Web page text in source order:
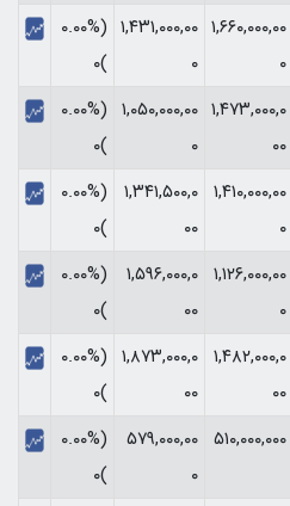
۱,۶۶۰,۰۰۰,۰۰
۰
۱,۴۳۱,۰۰۰,۰۰
۰
(۰.۰۰%
)۰
۱,۴۷۳,۰۰۰,۰
۰۰
۱,۰۵۰,۰۰۰,۰۰
۰
(۰.۰۰%
)۰
۱,۴۱۰,۰۰۰,۰۰
۰
۱,۳۴۱,۵۰۰,۰
۰۰
(۰.۰۰%
)۰
۱,۱۲۶,۰۰۰,۰۰
۰
۱,۵۹۶,۰۰۰,۰
۰۰
(۰.۰۰%
)۰
۱,۴۸۲,۰۰۰,۰
۰۰
۱,۸۷۳,۰۰۰,۰
۰۰
(۰.۰۰%
)۰
۵۱۰,۰۰۰,۰۰۰ ۵۷۹,۰۰۰,۰۰
۰
(۰.۰۰%
)۰